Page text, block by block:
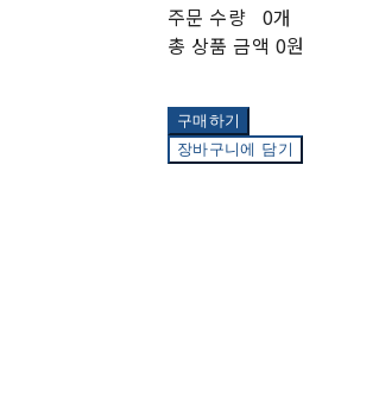
주문 수량 0개
총 상품 금액 0원
구매하기
장바구니에 담기